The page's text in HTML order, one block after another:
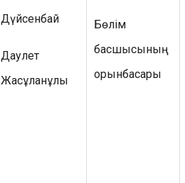
Дүйсенбай
Даулет
Жасұланұлы
Бөлім
басшысының
орынбасары